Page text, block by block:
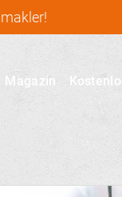
Magazin